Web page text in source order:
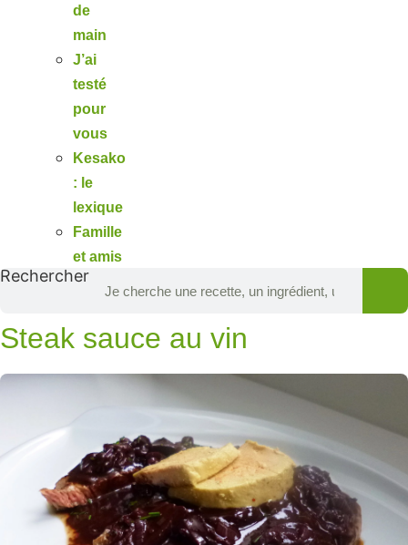
de
main
J’ai
testé
pour
vous
Kesako
: le
lexique
Famille
et amis
Rechercher
Steak sauce au vin